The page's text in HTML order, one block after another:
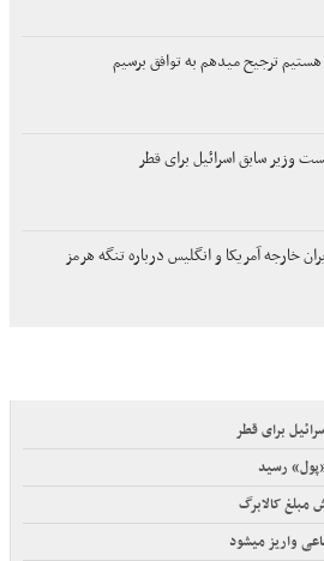
ترجیح میدهم به توافق برسیم
وزیر سابق اسرائیل برای قطر
خارجه آمریکا و انگلیس درباره تنگه هرمز
برای قطر
رسید
مبلغ کالابرگ
واریز میشود